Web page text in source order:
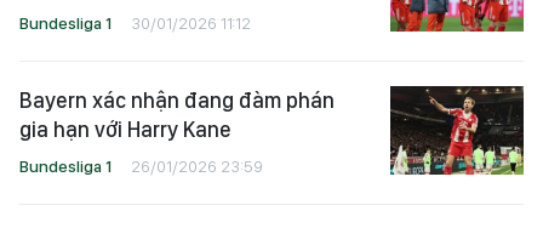
Bundesliga 1 30/01/2026 11:12
Bayern xác nhận đang đàm phán
gia hạn với Harry Kane
Bundesliga 1 26/01/2026 23:59